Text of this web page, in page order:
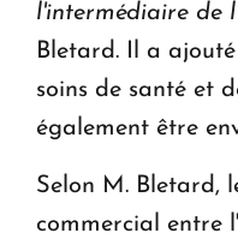
l'intermédiaire de
Bletard. Il a ajouté
soins de santé et
également être
Selon M. Bletard,
commercial entre